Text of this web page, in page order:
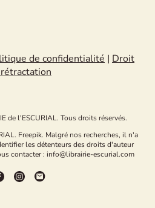
de confidentialité | Droit
de l'ESCURIAL. Tous droits réservés.
Freepik. Malgré nos recherches, il n'a
les détenteurs des droits d'auteur
contacter : info@librairie-escurial.com